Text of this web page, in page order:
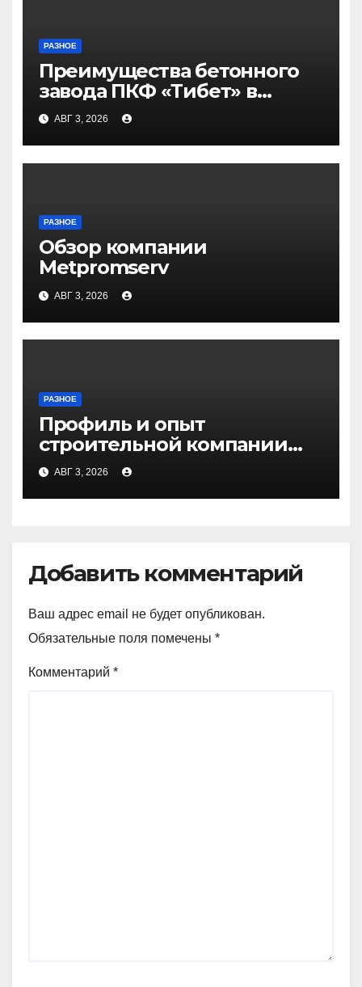
РАЗНОЕ
Преимущества бетонного
завода ПКФ «Тибет» в
Волгограде и Волжском
АВГ 3, 2026
РАЗНОЕ
Обзор компании
Metpromserv
АВГ 3, 2026
РАЗНОЕ
Профиль и опыт
строительной компании
Медичи
АВГ 3, 2026
Добавить комментарий
Ваш адрес email не будет опубликован.
Обязательные поля помечены *
Комментарий *